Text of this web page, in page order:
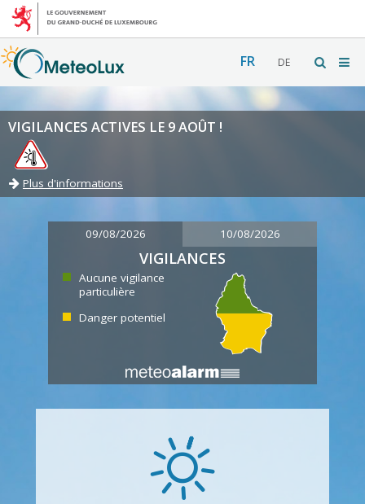
FR DE
VIGILANCES ACTIVES LE 9 AOÛT !
Plus d'informations
09/08/2026 10/08/2026
VIGILANCES
Aucune vigilance
particulière
Danger potentiel